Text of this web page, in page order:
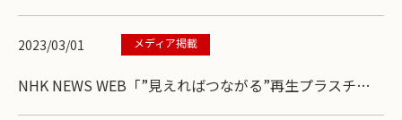
口店」と、当社6店舗で活用している「漁網由来の配膳ト
レー」が紹介されました。
2023/03/01 メディア掲載
NHK NEWS WEB「”見えればつながる”再生プラスチッ